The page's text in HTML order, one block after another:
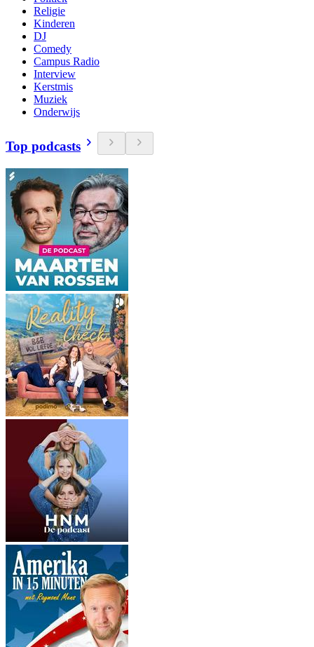
Religie
Kinderen
DJ
Comedy
Campus Radio
Interview
Kerstmis
Muziek
Onderwijs
Top podcasts